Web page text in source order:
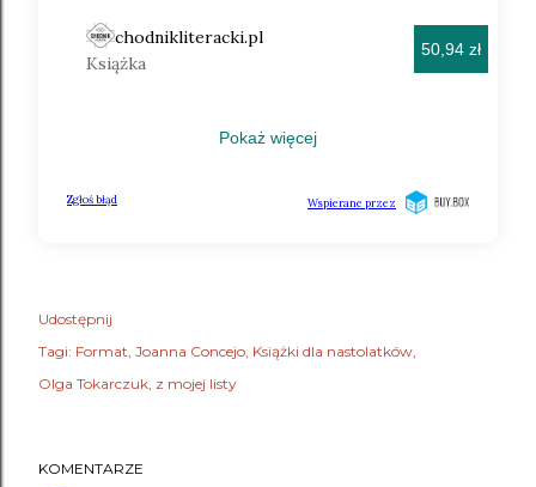
Udostępnij
Tagi: Format Joanna Concejo Książki dla nastolatków
Olga Tokarczuk z mojej listy
KOMENTARZE